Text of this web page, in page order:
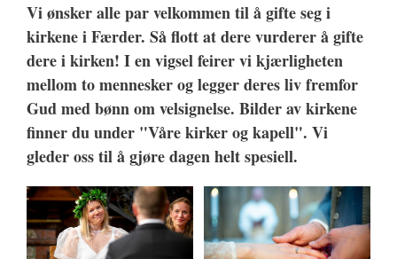
Vi ønsker alle par velkommen til å gifte seg i
kirkene i Færder. Så flott at dere vurderer å gifte
dere i kirken! I en vigsel feirer vi kjærligheten
mellom to mennesker og legger deres liv fremfor
Gud med bønn om velsignelse. Bilder av kirkene
finner du under "Våre kirker og kapell". Vi
gleder oss til å gjøre dagen helt spesiell.